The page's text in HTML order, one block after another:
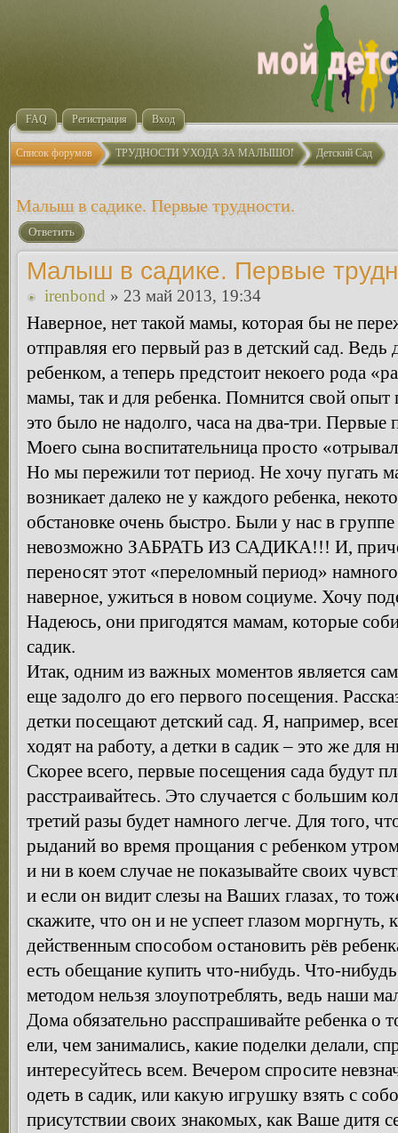
FAQ Регистрация Вход
Список форумов ТРУДНОСТИ УХОДА ЗА МАЛЫШОМ Детский Сад
Малыш в садике. Первые трудности.
Ответить
Малыш в садике. Первые
irenbond » 23 май 2013, 19:34
Наверное, нет такой мамы, которая бы не
отправляя его первый раз в детский сад.
ребенком, а теперь предстоит некоего рода
мамы, так и для ребенка. Помнится свой опыт
это было не надолго, часа на два-три. Первые
Моего сына воспитательница просто
Но мы пережили тот период. Не хочу пугать
возникает далеко не у каждого ребенка,
обстановке очень быстро. Были у нас в
невозможно ЗАБРАТЬ ИЗ САДИКА!!! И,
переносят этот «переломный период»
наверное, ужиться в новом социуме. Хочу
Надеюсь, они пригодятся мамам, которые
садик.
Итак, одним из важных моментов является
еще задолго до его первого посещения.
детки посещают детский сад. Я, например,
ходят на работу, а детки в садик – это же для
Скорее всего, первые посещения сада будут
расстраивайтесь. Это случается с большим
третий разы будет намного легче. Для того,
рыданий во время прощания с ребенком
и ни в коем случае не показывайте своих
и если он видит слезы на Ваших глазах, то
скажите, что он и не успеет глазом
действенным способом остановить рёв
есть обещание купить что-нибудь. Что-
методом нельзя злоупотреблять, ведь наши
Дома обязательно расспрашивайте ребенка о
ели, чем занимались, какие поделки делали,
интересуйтесь всем. Вечером спросите
одеть в садик, или какую игрушку взять с
присутствии своих знакомых, как Ваше дитя